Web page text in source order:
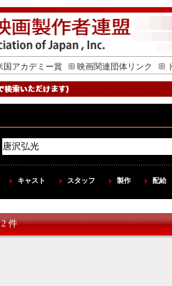
国アカデミー賞 映画関連団体リンク
キャスト スタッフ 製作 配給
件